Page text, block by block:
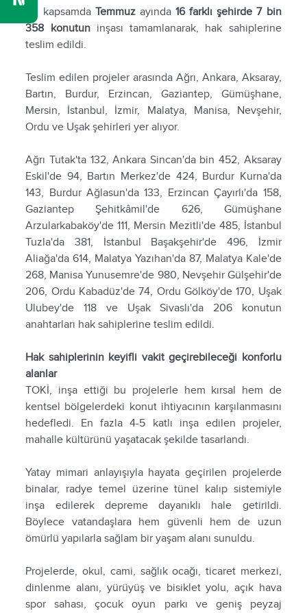
Bu kapsamda Temmuzayında 16 farklı şehirde 7 bin
358 konutuninşası tamamlanarak, hak sahiplerine
teslim edildi.
Teslim edilen projeler arasında Ağrı, Ankara, Aksaray,
Bartın, Burdur, Erzincan, Gaziantep, Gümüşhane,
Mersin, İstanbul, İzmir, Malatya, Manisa, Nevşehir,
Ordu ve Uşak şehirleri yer alıyor.
Ağrı Tutak'ta 132, Ankara Sincan'da bin 452, Aksaray
Eskil'de 94, Bartın Merkez'de 424, Burdur Kurna'da
143, Burdur Ağlasun'da 133, Erzincan Çayırlı'da 158,
Gaziantep Şehitkâmil'de 626, Gümüşhane
Arzularkabaköy'de 111, Mersin Mezitli'de 485, İstanbul
Tuzla'da 381, İstanbul Başakşehir'de 496, İzmir
Aliağa'da 614, Malatya Yazıhan'da 87, Malatya Kale'de
268, Manisa Yunusemre'de 980, Nevşehir Gülşehir'de
206, Ordu Kabadüz'de 74, Ordu Gölköy'de 170, Uşak
Ulubey'de 118 ve Uşak Sivaslı'da 206 konutun
anahtarları hak sahiplerine teslim edildi.
Hak sahiplerinin keyifli vakit geçirebileceği konforlu
alanlar
TOKİ, inşa ettiği bu projelerle hem kırsal hem de
kentsel bölgelerdeki konut ihtiyacının karşılanmasını
hedefledi. En fazla 4-5 katlı inşa edilen projeler,
mahalle kültürünü yaşatacak şekilde tasarlandı.
Yatay mimari anlayışıyla hayata geçirilen projelerde
binalar, radye temel üzerine tünel kalıp sistemiyle
inşa edilerek depreme dayanıklı hale getirildi.
Böylece vatandaşlara hem güvenli hem de uzun
ömürlü yapılarla sağlam bir yaşam alanı sunuldu.
Projelerde, okul, cami, sağlık ocağı, ticaret merkezi,
dinlenme alanı, yürüyüş ve bisiklet yolu, açık hava
spor sahası, çocuk oyun parkı ve geniş peyzaj